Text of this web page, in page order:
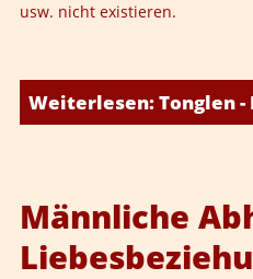
usw. nicht existieren.
Weiterlesen: Tonglen
Männliche